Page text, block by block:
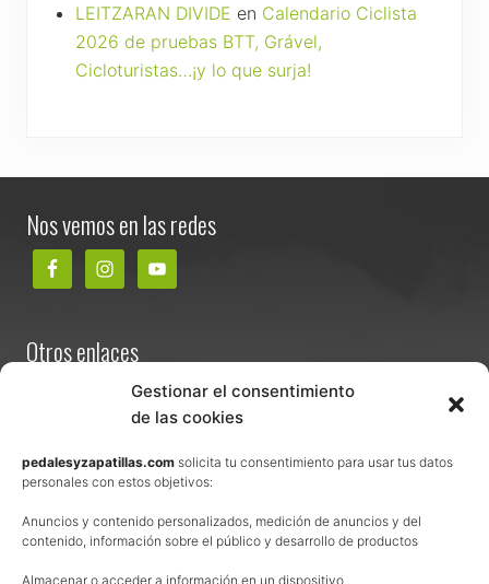
Gestionar el consentimiento
de las cookies
pedalesyzapatillas.com solicita tu consentimiento para usar tus datos
personales con estos objetivos:
Anuncios y contenido personalizados, medición de anuncios y del
contenido, información sobre el público y desarrollo de productos
Almacenar o acceder a información en un dispositivo
LEITZARAN DIVIDE en Calendario Ciclista
2026 de pruebas BTT, Grável,
Cicloturistas…¡y lo que surja!
Nos vemos en las redes
Otros enlaces
Términos y condiciones de venta
Política de privacidad
Política de cookies